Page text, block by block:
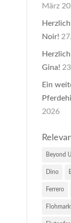
März
Noir!
Gina!
Ein
2026
Beyond
Dino
Ferrero